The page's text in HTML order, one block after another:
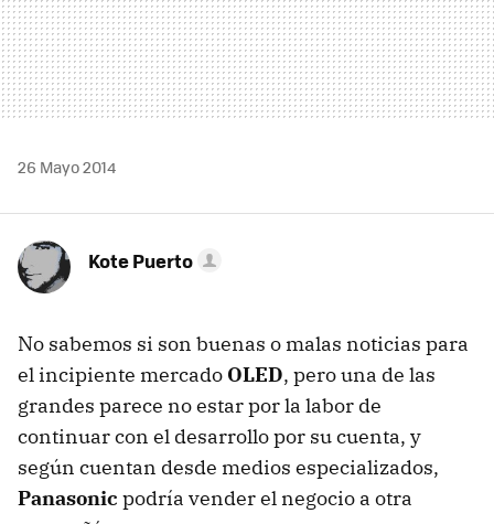
26 Mayo 2014
Kote Puerto
No sabemos si son buenas o malas noticias para
el incipiente mercado OLED, pero una de las
grandes parece no estar por la labor de
continuar con el desarrollo por su cuenta, y
según cuentan desde medios especializados,
Panasonic podría vender el negocio a otra